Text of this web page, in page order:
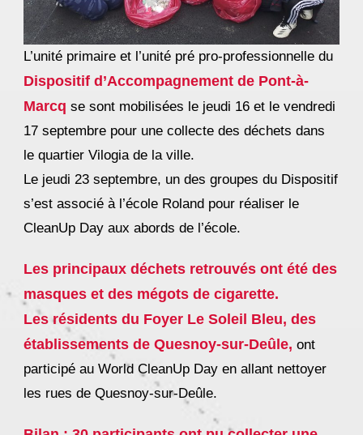
L’unité primaire et l’unité pré pro-professionnelle du
Dispositif d’Accompagnement de Pont-à-
Marcq se sont mobilisées le jeudi 16 et le vendredi
17 septembre pour une collecte des déchets dans
le quartier Vilogia de la ville.
Le jeudi 23 septembre, un des groupes du Dispositif
s’est associé à l’école Roland pour réaliser le
CleanUp Day aux abords de l’école.
Les principaux déchets retrouvés ont été des
masques et des mégots de cigarette.
Les résidents du Foyer Le Soleil Bleu, des
établissements de Quesnoy-sur-Deûle, ont
participé au World CleanUp Day en allant nettoyer
les rues de Quesnoy-sur-Deûle.